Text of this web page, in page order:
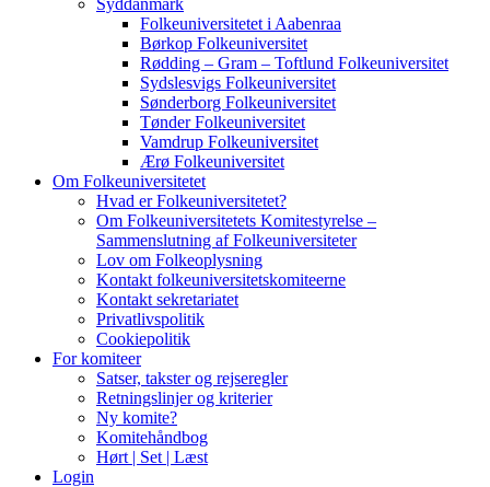
Folkeuniversitetet i Aabenraa
Børkop Folkeuniversitet
Rødding – Gram – Toftlund Folkeuniversitet
Sydslesvigs Folkeuniversitet
Sønderborg Folkeuniversitet
Tønder Folkeuniversitet
Vamdrup Folkeuniversitet
Ærø Folkeuniversitet
Om Folkeuniversitetet
Hvad er Folkeuniversitetet?
Om Folkeuniversitetets Komitestyrelse –
Sammenslutning af Folkeuniversiteter
Lov om Folkeoplysning
Kontakt folkeuniversitetskomiteerne
Kontakt sekretariatet
Privatlivspolitik
Cookiepolitik
For komiteer
Satser, takster og rejseregler
Retningslinjer og kriterier
Ny komite?
Komitehåndbog
Hørt | Set | Læst
Login